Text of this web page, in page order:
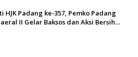
HJK Padang ke-357, Pemko Padang
II Gelar Baksos dan Aksi Bersih